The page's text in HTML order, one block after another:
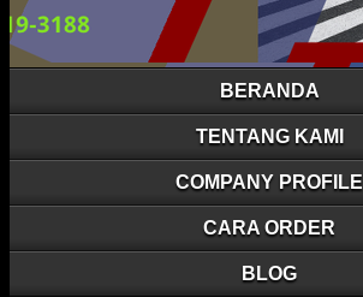
BERANDA
TENTANG KAMI
COMPANY PROFILE
CARA ORDER
BLOG